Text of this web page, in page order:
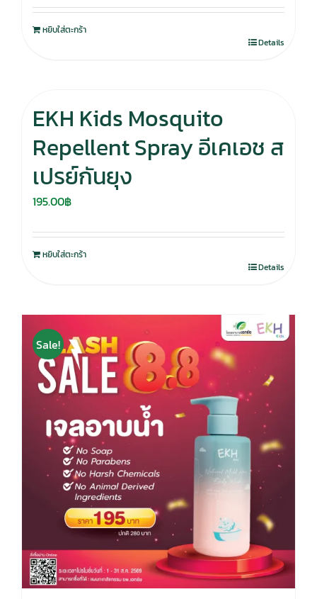
หยิบใส่ตะกร้า
Details
EKH Kids Mosquito
Repellent Spray อีเคเอช ส
เปรย์กันยุง
195.00฿
หยิบใส่ตะกร้า
Details
Sale!